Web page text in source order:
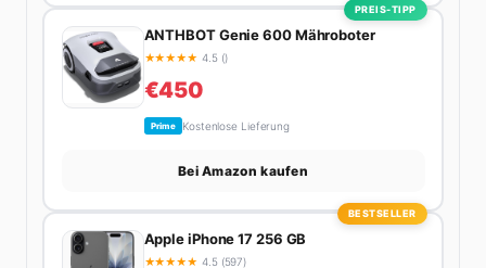
PREIS-TIPP
ANTHBOT Genie 600 Mähroboter
★★★★★ 4.5 ()
€450
Prime Kostenlose Lieferung
Bei Amazon kaufen
BESTSELLER
Apple iPhone 17 256 GB
★★★★★ 4.5 (597)